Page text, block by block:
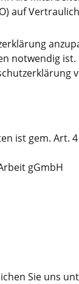
auf
notwendig
ist gem. Art. 4
gGmbH
Sie uns